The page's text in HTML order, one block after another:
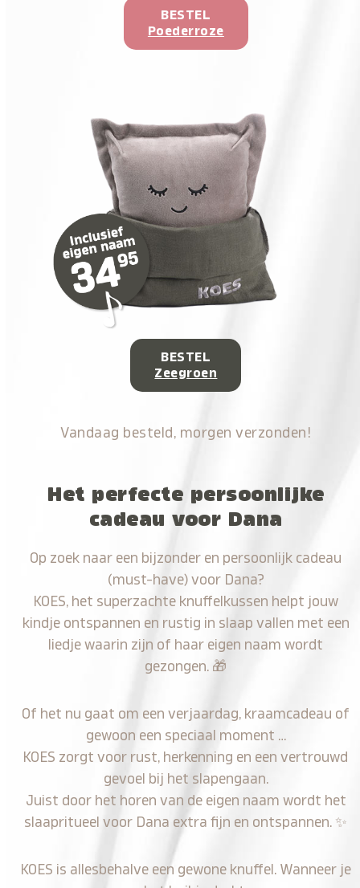
BESTEL
Poederroze
BESTEL
Zeegroen
Vandaag besteld, morgen verzonden!
Het perfecte persoonlijke
cadeau voor Dana
Op zoek naar een bijzonder en persoonlijk cadeau
(must-have) voor Dana?
KOES, het superzachte knuffelkussen helpt jouw
kindje ontspannen en rustig in slaap vallen met een
liedje waarin zijn of haar eigen naam wordt
gezongen. 🎁
Of het nu gaat om een verjaardag, kraamcadeau of
gewoon een speciaal moment …
KOES zorgt voor rust, herkenning en een vertrouwd
gevoel bij het slapengaan.
Juist door het horen van de eigen naam wordt het
slaapritueel voor Dana extra fijn en ontspannen. ✨
KOES is allesbehalve een gewone knuffel. Wanneer je